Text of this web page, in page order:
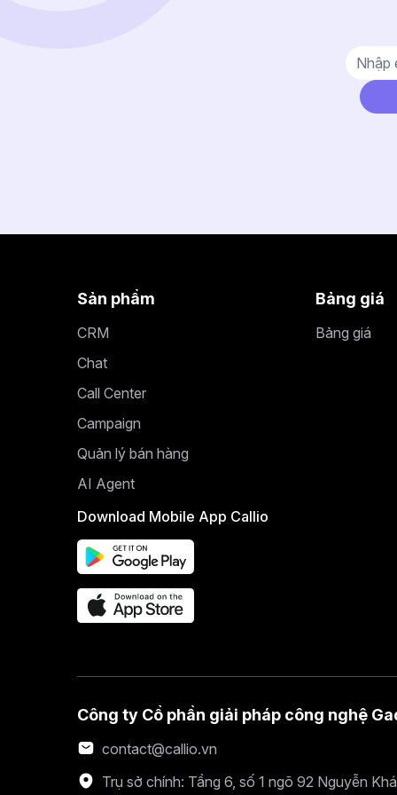
Sản phẩm
CRM
Chat
Call Center
Campaign
Quản lý bán hàng
AI Agent
Download Mobile App Callio
Bảng giá
Bảng giá
Công ty Cổ phần giải pháp công nghệ
contact@callio.vn
Trụ sở chính: Tầng 6, số 1 ngõ 92 Nguyễn